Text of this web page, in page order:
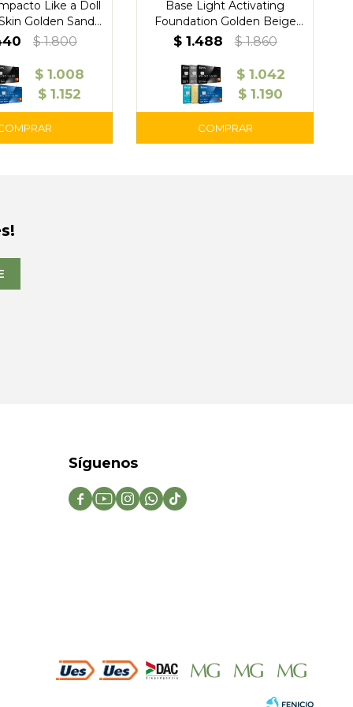
Like a Doll
Golden Sand
– Pupa
$ 1.800
$ 1.008
$ 1.152
Base Light Activating
Foundation Golden Beige
050 – Pupa
$ 1.488 $ 1.860
$ 1.042
$ 1.190
Síguenos
    